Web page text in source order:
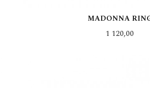
MADONNA
Pris
1 120,00